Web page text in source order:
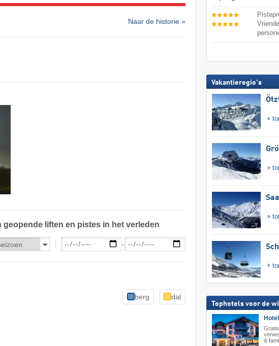
Naar de historie »
geopende liften en pistes in het verleden
-
berg dal
Vakantieregio's
Tophotels voor de
&